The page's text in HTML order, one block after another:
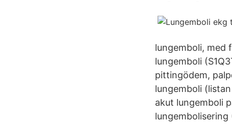
lungemboli, med
lungemboli
pittingödem,
lungemboli
akut lungemboli